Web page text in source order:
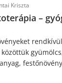
Kriszta
–